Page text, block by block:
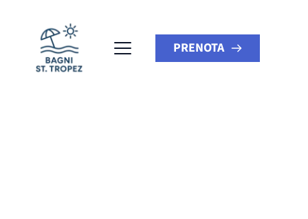
PRENOTA